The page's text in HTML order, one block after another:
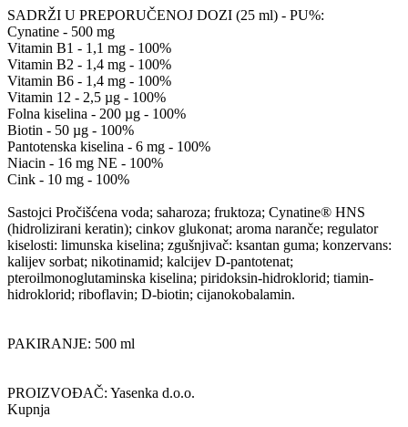
SADRŽI U PREPORUČENOJ DOZI (25 ml) - PU%:
Cynatine - 500 mg
Vitamin B1 - 1,1 mg - 100%
Vitamin B2 - 1,4 mg - 100%
Vitamin B6 - 1,4 mg - 100%
Vitamin 12 - 2,5 µg - 100%
Folna kiselina - 200 µg - 100%
Biotin - 50 µg - 100%
Pantotenska kiselina - 6 mg - 100%
Niacin - 16 mg NE - 100%
Cink - 10 mg - 100%
Sastojci Pročišćena voda; saharoza; fruktoza; Cynatine® HNS
(hidrolizirani keratin); cinkov glukonat; aroma naranče; regulator
kiselosti: limunska kiselina; zgušnjivač: ksantan guma; konzervans:
kalijev sorbat; nikotinamid; kalcijev D-pantotenat;
pteroilmonoglutaminska kiselina; piridoksin-hidroklorid; tiamin-
hidroklorid; riboflavin; D-biotin; cijanokobalamin.
PAKIRANJE: 500 ml
PROIZVOĐAČ: Yasenka d.o.o.
Kupnja